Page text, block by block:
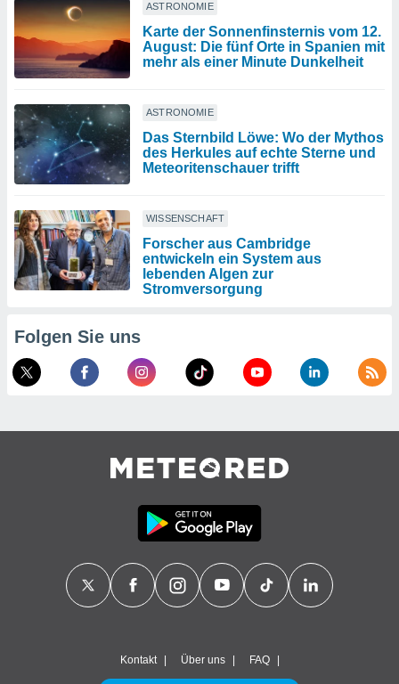
ASTRONOMIE
Karte der Sonnenfinsternis vom 12.
August: Die fünf Orte in Spanien mit
mehr als einer Minute Dunkelheit
ASTRONOMIE
Das Sternbild Löwe: Wo der Mythos
des Herkules auf echte Sterne und
Meteoritenschauer trifft
WISSENSCHAFT
Forscher aus Cambridge
entwickeln ein System aus
lebenden Algen zur
Stromversorgung
Folgen Sie uns
Kontakt Über uns FAQ